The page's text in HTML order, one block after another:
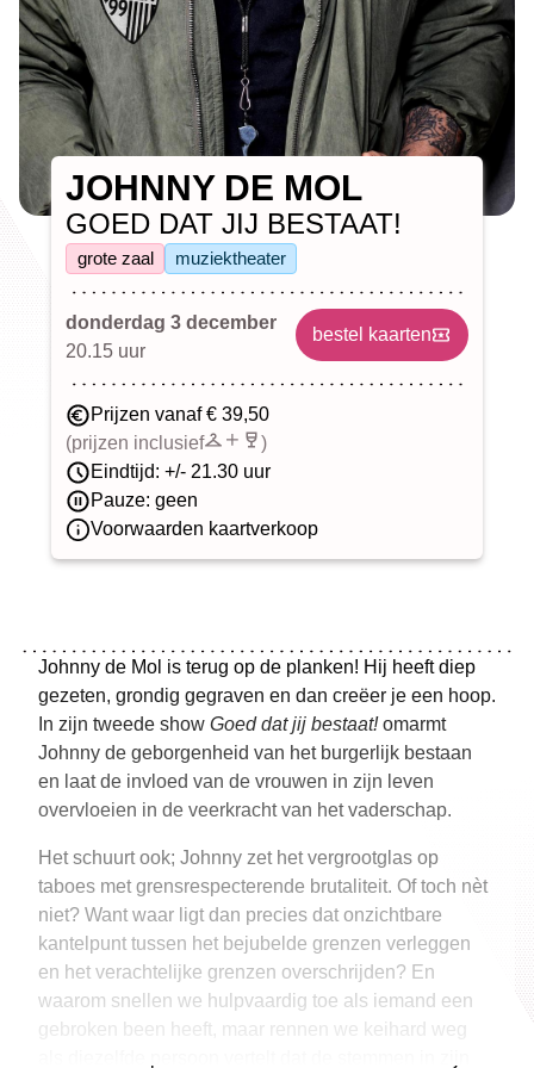
JOHNNY DE MOL
GOED DAT JIJ BESTAAT!
grote zaal muziektheater
donderdag 3 december
20.15 uur
bestel kaarten
Prijzen vanaf € 39,50
(prijzen inclusief
)
Eindtijd: +/- 21.30 uur
Pauze: geen
Voorwaarden kaartverkoop
Johnny de Mol is terug op de planken! Hij heeft diep
gezeten, grondig gegraven en dan creëer je een hoop.
In zijn tweede show Goed dat jij bestaat!omarmt
Johnny de geborgenheid van het burgerlijk bestaan
en laat de invloed van de vrouwen in zijn leven
overvloeien in de veerkracht van het vaderschap.
Het schuurt ook; Johnny zet het vergrootglas op
taboes met grensrespecterende brutaliteit. Of toch nèt
niet? Want waar ligt dan precies dat onzichtbare
kantelpunt tussen het bejubelde grenzen verleggen
en het verachtelijke grenzen overschrijden? En
waarom snellen we hulpvaardig toe als iemand een
gebroken been heeft, maar rennen we keihard weg